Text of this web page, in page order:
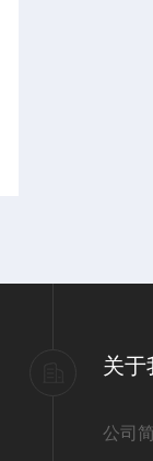
关于
公司